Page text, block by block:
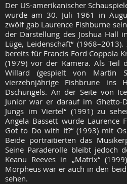
Der US-amerikanischer
wurde am 30. Juli 1961 in
zwölf gab Laurence Fishburne
der Darstellung des Joshua Hall
Lüge, Leidenschaft“
bereits für Francis Ford Coppola
(1979) vor der Kamera. Als Teil
Willard (gespielt von Martin
vierzehnjährige Fishbrune ins
Dschungels. An der Seite von
Junior war er darauf im Ghetto-
Jungs im Viertel“ (1991) zu
Angela Bassett wurde Laurence
Got to Do with It?“ (1993) mit
Beide portraitierten das
Seine Paraderolle bleibt jedoch
Keanu Reeves in „Matrix“
Morpheus war er auch in den
sehen.